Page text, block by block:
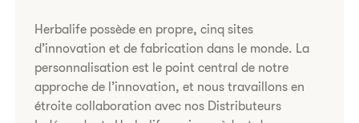
Herbalife possède en propre, cinq sites
d’innovation et de fabrication dans le monde. La
personnalisation est le point central de notre
approche de l’innovation, et nous travaillons en
étroite collaboration avec nos Distributeurs